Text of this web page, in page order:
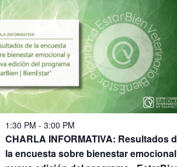
1:30 PM - 3:00 PM
CHARLA INFORMATIVA: Resultados
la encuesta sobre bienestar